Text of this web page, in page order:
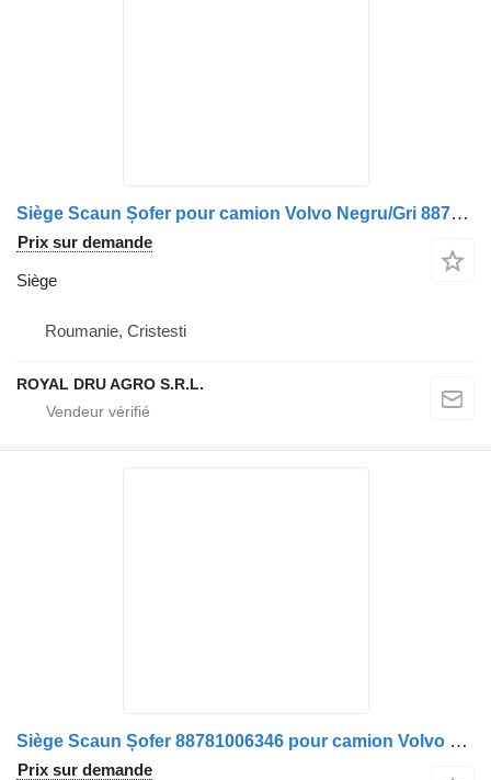
Siège Scaun Șofer pour camion Volvo Negru/Gri 88781006346
Prix sur demande
Siège
Roumanie, Cristesti
ROYAL DRU AGRO S.R.L.
Siège Scaun Șofer 88781006346 pour camion Volvo – Negru și Albastru, Cu Centură de Siguranță și Suport pentru Braț
Prix sur demande